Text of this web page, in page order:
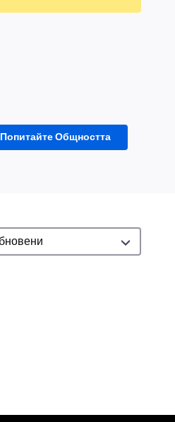
Попитайте Общността